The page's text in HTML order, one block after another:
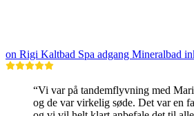
on Rigi Kaltbad Spa adgang Mineralbad
“Vi var på tandemflyvning med
og de var virkelig søde. Det var en